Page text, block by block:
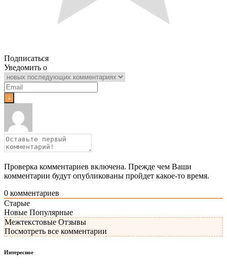
Подписаться
Уведомить о
Проверка комментариев включена. Прежде чем Ваши
комментарии будут опубликованы пройдет какое-то время.
0 комментариев
Старые
Новые Популярные
Межтекстовые Отзывы
Посмотреть все комментарии
Интересное